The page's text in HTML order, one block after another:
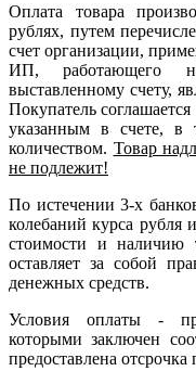
Оплата товара
рублях, путем
счет организации,
ИП, работающего
выставленному счету,
Покупатель
указанным в счете, в
количеством. Товар
не подлежит!
По истечении 3-х
колебаний курса рубля
стоимости и
оставляет за собой
денежных средств.
Условия оплаты -
которыми заключен
предоставлена отсрочка